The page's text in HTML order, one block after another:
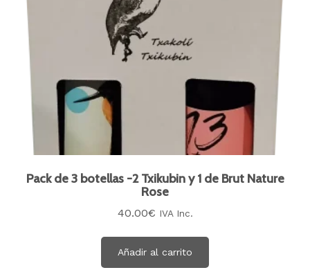
Pack de 3 botellas -2 Txikubin y 1 de Brut Nature
Rose
40.00€ IVA Inc.
Añadir al carrito